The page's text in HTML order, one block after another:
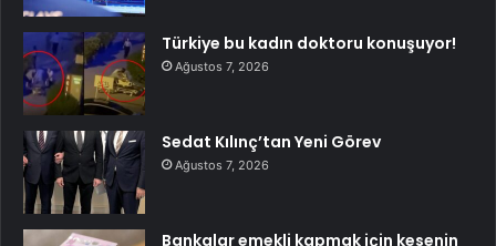
Türkiye bu kadın doktoru konuşuyor!
Ağustos 7, 2026
Sedat Kılınç’tan Yeni Görev
Ağustos 7, 2026
Bankalar emekli kapmak için kesenin